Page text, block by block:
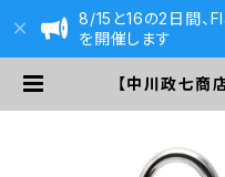
8/15と16の2日間、
を開催します
【中川政七